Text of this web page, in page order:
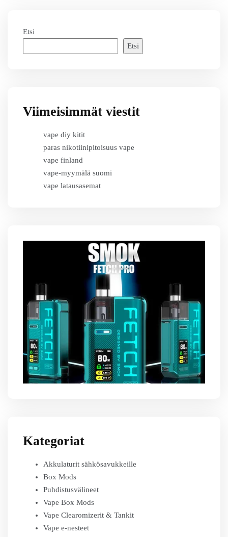
Etsi
Etsi
Viimeisimmät viestit
vape diy kitit
paras nikotiinipitoisuus vape
vape finland
vape-myymälä suomi
vape latausasemat
Kategoriat
Akkulaturit sähkösavukkeille
Box Mods
Puhdistusvälineet
Vape Box Mods
Vape Clearomizerit & Tankit
Vape e-nesteet